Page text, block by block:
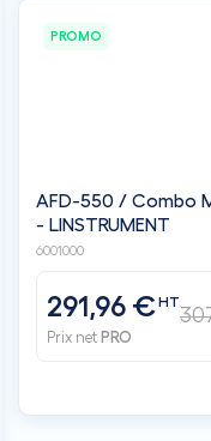
PROMO
AFD-550 / Combo
- LINSTRUMENT
6001000
291,96 €HT
Prix net PRO